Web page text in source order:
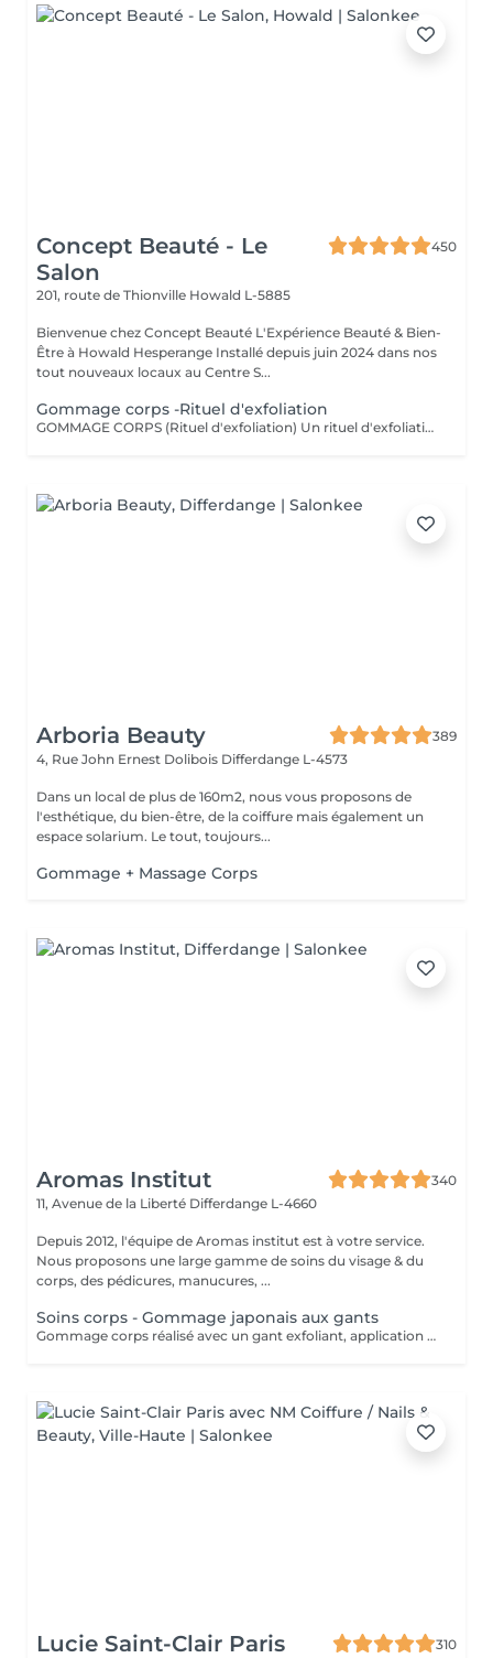
Concept Beauté - Le
Salon
450
201, route de Thionville Howald L-5885
Bienvenue chez Concept Beauté L'Expérience Beauté & Bien-
Être à Howald Hesperange Installé depuis juin 2024 dans nos
tout nouveaux locaux au Centre S...
Gommage corps -Rituel d'exfoliation
GOMMAGE CORPS (Rituel d'exfoliation) Un rituel d'exfoliation délicat qui débarrasse la peau des impuretés et cellules mortes pour la laisser incroyablement douce et lumineuse. Nous utilisons le Body Strategist Scrub de Comfort Zone, un gommage aux particules naturelles qui stimule la microcirculation et révèle l'éclat de votre peau. Idéal avant un massage, un soin hydratant ou pour préparer la peau au bronzage.
Arboria Beauty
389
4, Rue John Ernest Dolibois Differdange L-4573
Dans un local de plus de 160m2, nous vous proposons de
l'esthétique, du bien-être, de la coiffure mais également un
espace solarium. Le tout, toujours...
Gommage + Massage Corps
Aromas Institut
340
11, Avenue de la Liberté Differdange L-4660
Depuis 2012, l'équipe de Aromas institut est à votre service.
Nous proposons une large gamme de soins du visage & du
corps, des pédicures, manucures, ...
Soins corps - Gommage japonais aux gants
Gommage corps réalisé avec un gant exfoliant, application d'une huile hydratante idéale pour une peau douce, lisse. Nous vous prions de bien vouloir respecter votre rendez-vous. En prenant rendez-vous, vous occupez une place, dont une autre personne aurait éventuellement besoin. Tout rendez-vous non annulé 24h en avance, est susceptible d'être facturé. (Si vous ne pouvez pas vous présenter à votre RDV, proposez-le éventuellement à un proche ou à un ami) Toute l'équipe de Aromas Institut vous remercie pour votre respect et votre compréhension.
Lucie Saint-Clair Paris
310